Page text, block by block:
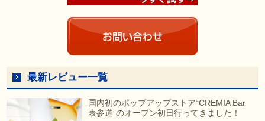
最新レビュー一覧
国内初のポップアップストア“CREMIA Bar
表参道”のオープン初日行ってきました！